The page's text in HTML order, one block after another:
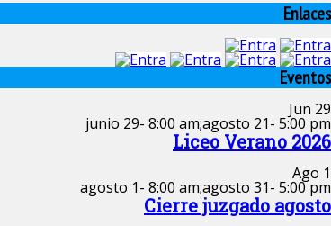
Enlaces
Eventos
Jun 29
junio 29- 8:00 am;agosto 21- 5:00 pm
Liceo Verano 2026
Ago 1
agosto 1- 8:00 am;agosto 31- 5:00 pm
Cierre juzgado agosto